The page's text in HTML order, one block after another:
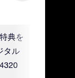
典を
タル